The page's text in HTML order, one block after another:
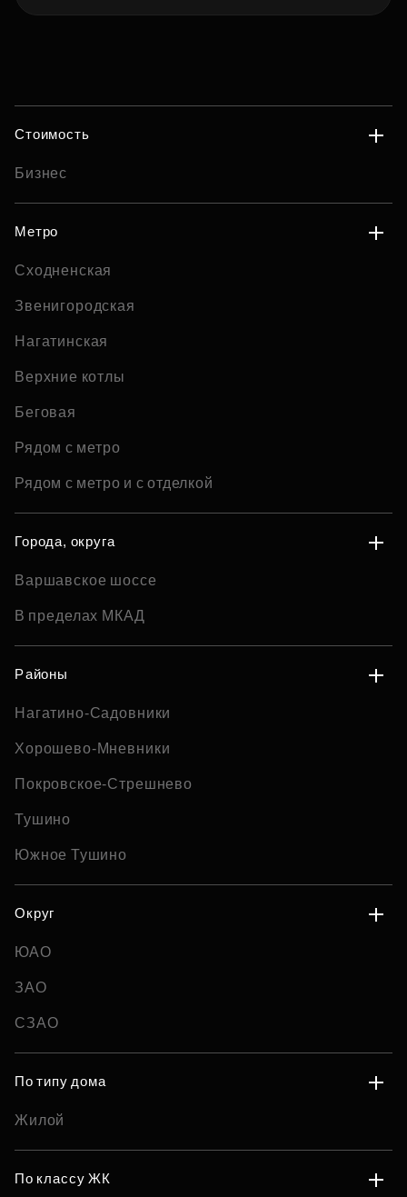
Стоимость
Бизнес
Метро
Сходненская
Звенигородская
Нагатинская
Верхние котлы
Беговая
Рядом с метро
Рядом с метро и с отделкой
Города, округа
Варшавское шоссе
В пределах МКАД
Районы
Нагатино-Садовники
Хорошево-Мневники
Покровское-Стрешнево
Тушино
Южное Тушино
Округ
ЮАО
ЗАО
СЗАО
По типу дома
Жилой
По классу ЖК